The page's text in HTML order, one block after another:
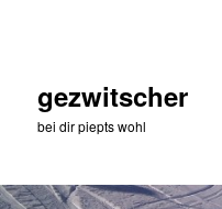
gezwitscher
bei dir piepts wohl